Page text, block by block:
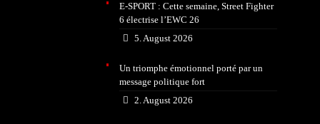
E-SPORT : Cette semaine, Street Fighter
6 électrise l’EWC 26
5. August 2026
Un triomphe émotionnel porté par un
message politique fort
2. August 2026